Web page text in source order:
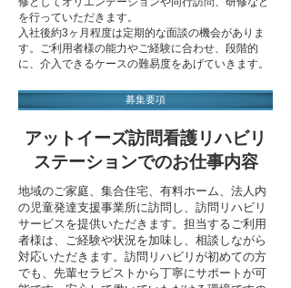
を行っていただきます。
入社後約3ヶ月程度は定期的な面談の機会がありま
す。ご利用者様の能力やご経験に合わせ、段階的
に、介入できるケースの難易度をあげていきます。
​募集要項
アットイーズ訪問看護リハビリ
ステーションでのお仕事内容
地域のご家庭、集合住宅、有料ホーム、法人内
の児童発達支援事業所に訪問し、訪問リハビリ
サービスを提供いただきます。担当するご利用
者様は、ご経験や状況を加味し、相談しながら
対応いただきます。 訪問リハビリが初めての方
でも、先輩セラピストから丁寧にサポートが可